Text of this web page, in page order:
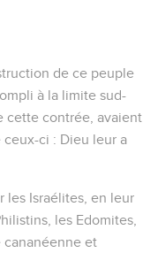
de ce peuple
à la limite sud-
cette contrée, avaient
ceux-ci : Dieu leur a
les Israélites, en leur
les Edomites,
cananéenne et